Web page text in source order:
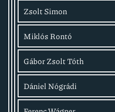
Zsolt Simon
Miklós Rontó
Gábor Zsolt Tóth
Dániel Nógrádi